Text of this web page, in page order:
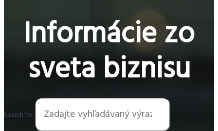
Informácie zo
sveta biznisu
Search for: